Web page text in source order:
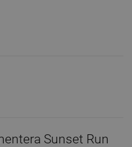
Sunset Run